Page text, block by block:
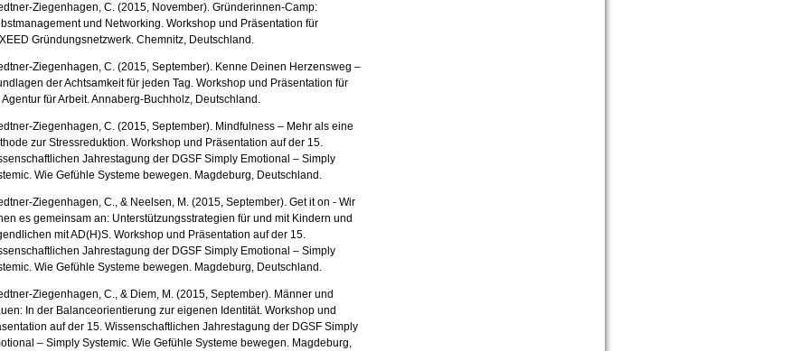
Ziegenhagen, C. (2015, November). Gründerinnen-Camp:
und Networking. Workshop und Präsentation für
Gründungsnetzwerk. Chemnitz, Deutschland.
Ziegenhagen, C. (2015, September). Kenne Deinen Herzensweg –
der Achtsamkeit für jeden Tag. Workshop und Präsentation für
Agentur für Arbeit. Annaberg-Buchholz, Deutschland.
Ziegenhagen, C. (2015, September). Mindfulness – Mehr als eine
zur Stressreduktion. Workshop und Präsentation auf der 15.
Jahrestagung der DGSF Simply Emotional – Simply
Wie Gefühle Systeme bewegen. Magdeburg, Deutschland.
Ziegenhagen, C., & Neelsen, M. (2015, September). Get it on - Wir
es gemeinsam an: Unterstützungsstrategien für und mit Kindern und
mit AD(H)S. Workshop und Präsentation auf der 15.
Jahrestagung der DGSF Simply Emotional – Simply
Wie Gefühle Systeme bewegen. Magdeburg, Deutschland.
Ziegenhagen, C., & Diem, M. (2015, September). Männer und
In der Balanceorientierung zur eigenen Identität. Workshop und
auf der 15. Wissenschaftlichen Jahrestagung der DGSF Simply
– Simply Systemic. Wie Gefühle Systeme bewegen. Magdeburg,